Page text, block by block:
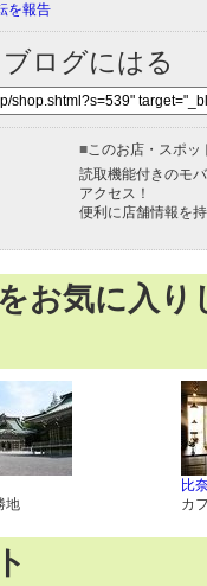
を報告
ログにはる
■このお店・スポッ
読取機能付きのモ
アクセス！
便利に店舗情報を
お気に入
地
比
カ